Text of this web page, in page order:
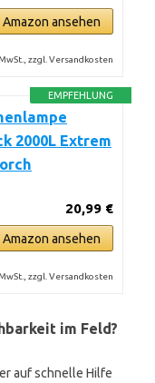
Amazon ansehen
zzgl. Versandkosten
EMPFEHLUNG
2000L Extrem
20,99 €
Amazon ansehen
zzgl. Versandkosten
im Feld?
auf schnelle Hilfe